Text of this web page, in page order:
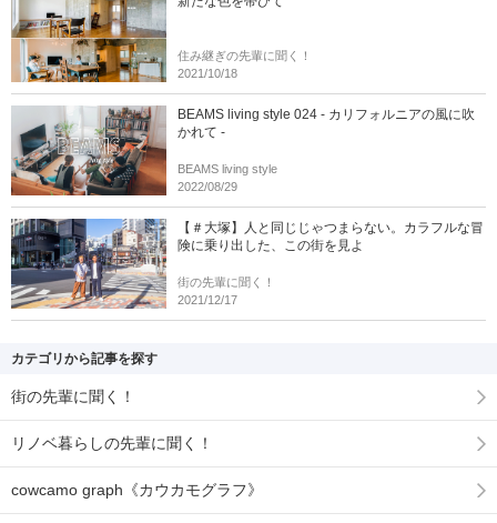
住み継ぎの先輩に聞く！
2021/10/18
BEAMS living style 024 - カリフォルニアの風に吹
かれて -
BEAMS living style
2022/08/29
【＃大塚】人と同じじゃつまらない。カラフルな冒
険に乗り出した、この街を見よ
街の先輩に聞く！
2021/12/17
カテゴリから記事を探す
街の先輩に聞く！
リノベ暮らしの先輩に聞く！
cowcamo graph《カウカモグラフ》